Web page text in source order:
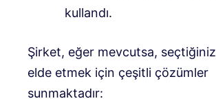
kullandı.
Şirket, eğer mevcutsa,
elde etmek için çeşitli çözümler
sunmaktadır: